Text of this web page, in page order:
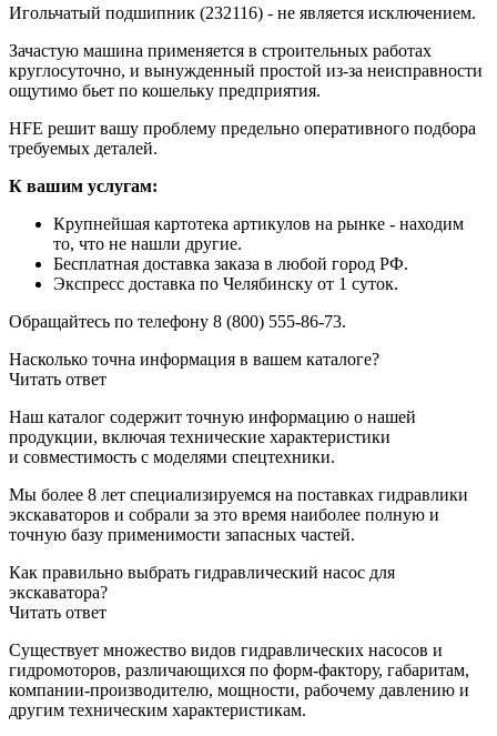
Игольчатый подшипник (232116) - не является исключением.
Зачастую машина применяется в строительных работах
круглосуточно, и вынужденный простой из-за неисправности
ощутимо бьет по кошельку предприятия.
HFE решит вашу проблему предельно оперативного подбора
требуемых деталей.
К вашим услугам:
Крупнейшая картотека артикулов на рынке - находим
то, что не нашли другие.
Бесплатная доставка заказа в любой город РФ.
Экспресс доставка по Челябинску от 1 суток.
Обращайтесь по телефону 8 (800) 555-86-73.
Насколько точна информация в вашем каталоге?
Читать ответ
Наш каталог содержит точную информацию о нашей
продукции, включая технические характеристики
и совместимость с моделями спецтехники.
Мы более 8 лет специализируемся на поставках гидравлики
экскаваторов и собрали за это время наиболее полную и
точную базу применимости запасных частей.
Как правильно выбрать гидравлический насос для
экскаватора?
Читать ответ
Существует множество видов гидравлических насосов и
гидромоторов, различающихся по форм-фактору, габаритам,
компании-производителю, мощности, рабочему давлению и
другим техническим характеристикам.